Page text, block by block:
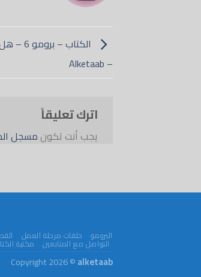
– Alketaab
اترك تعليقاً
يجب أنت تكون مسجل
البرومو حلقات مرحلة العمل
التواصل مع المتابعين مكتبة
Copyright 2026 ©alketaab